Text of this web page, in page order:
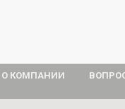
О КОМПАНИИ